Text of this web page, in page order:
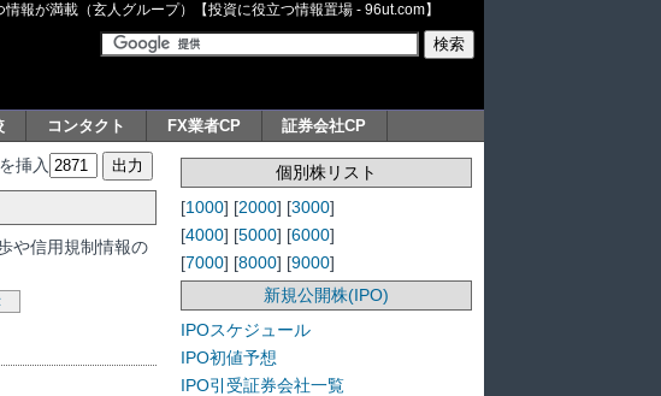
報が満載（玄人グループ）【投資に役立つ情報置場 - 96ut.com】
コンタクト FX業者CP 証券会社CP
挿入
や信用規制情報の
個別株リスト
[1000] [2000] [3000]
[4000] [5000] [6000]
[7000] [8000] [9000]
新規公開株(IPO)
IPOスケジュール
IPO初値予想
IPO引受証券会社一覧